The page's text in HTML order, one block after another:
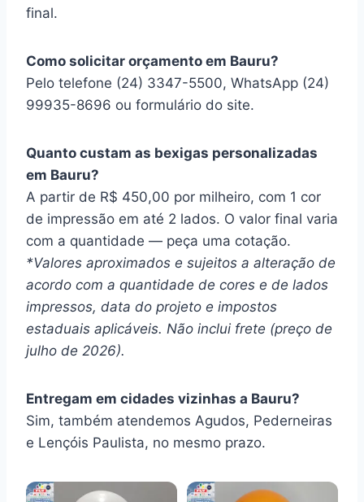
final.
Como solicitar orçamento em Bauru?
Pelo telefone (24) 3347-5500, WhatsApp (24)
99935-8696 ou formulário do site.
Quanto custam as bexigas personalizadas
em Bauru?
A partir de R$ 450,00 por milheiro, com 1 cor
de impressão em até 2 lados. O valor final varia
com a quantidade — peça uma cotação.
*Valores aproximados e sujeitos a alteração de
acordo com a quantidade de cores e de lados
impressos, data do projeto e impostos
estaduais aplicáveis. Não inclui frete (preço de
julho de 2026).
Entregam em cidades vizinhas a Bauru?
Sim, também atendemos Agudos, Pederneiras
e Lençóis Paulista, no mesmo prazo.